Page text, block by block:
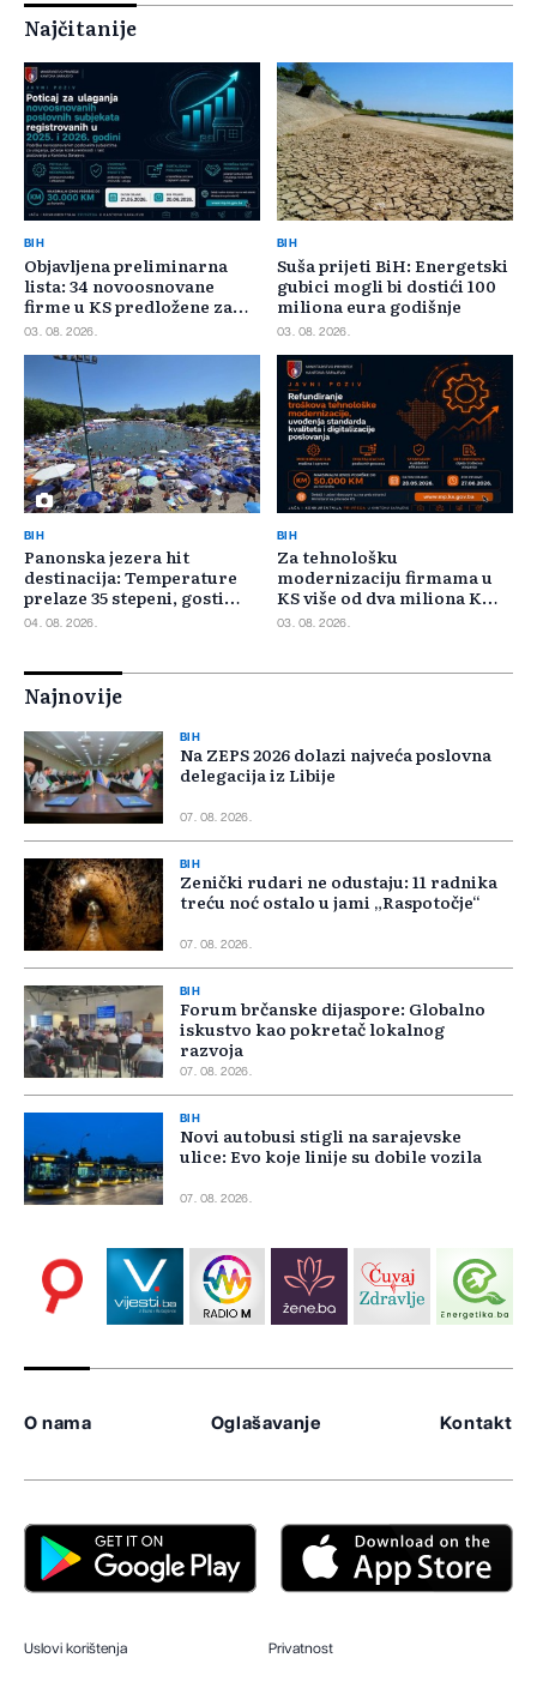
Najčitanije
BIH
Objavljena preliminarna
lista: 34 novoosnovane
firme u KS predložene za
400.000 KM poticaja
03. 08. 2026.
BIH
Suša prijeti BiH: Energetski
gubici mogli bi dostići 100
miliona eura godišnje
03. 08. 2026.
BIH
Panonska jezera hit
destinacija: Temperature
prelaze 35 stepeni, gosti
pristižu iz cijele regije
04. 08. 2026.
BIH
Za tehnološku
modernizaciju firmama u
KS više od dva miliona KM,
odbijeno 135 prijava
03. 08. 2026.
Najnovije
BIH
Na ZEPS 2026 dolazi najveća poslovna
delegacija iz Libije
07. 08. 2026.
BIH
Zenički rudari ne odustaju: 11 radnika
treću noć ostalo u jami „Raspotočje“
07. 08. 2026.
BIH
Forum brčanske dijaspore: Globalno
iskustvo kao pokretač lokalnog
razvoja
07. 08. 2026.
BIH
Novi autobusi stigli na sarajevske
ulice: Evo koje linije su dobile vozila
07. 08. 2026.
O nama Oglašavanje Kontakt
Uslovi korištenja Privatnost